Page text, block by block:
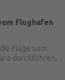
Flughafen
Flüge vom
durchführen,